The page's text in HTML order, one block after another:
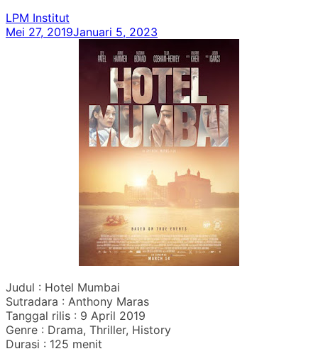
LPM Institut
Mei 27, 2019Januari 5, 2023
Judul : Hotel Mumbai
Sutradara : Anthony Maras
Tanggal rilis : 9 April 2019
Genre : Drama, Thriller, History
Durasi : 125 menit